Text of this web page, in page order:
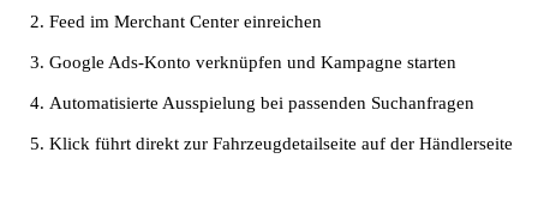
Feed im Merchant Center einreichen
Google Ads-Konto verknüpfen und Kampagne starten
Automatisierte Ausspielung bei passenden Suchanfragen
Klick führt direkt zur Fahrzeugdetailseite auf der Händlerseite